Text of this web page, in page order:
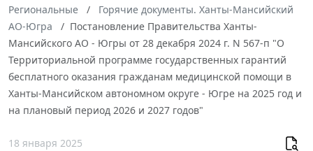
Региональные
Горячие документы. Ханты-Мансийский
АО-Югра
Постановление Правительства Ханты-
Мансийского АО - Югры от 28 декабря 2024 г. N 567-п "О
Территориальной программе государственных гарантий
бесплатного оказания гражданам медицинской помощи в
Ханты-Мансийском автономном округе - Югре на 2025 год и
на плановый период 2026 и 2027 годов"
18 января 2025